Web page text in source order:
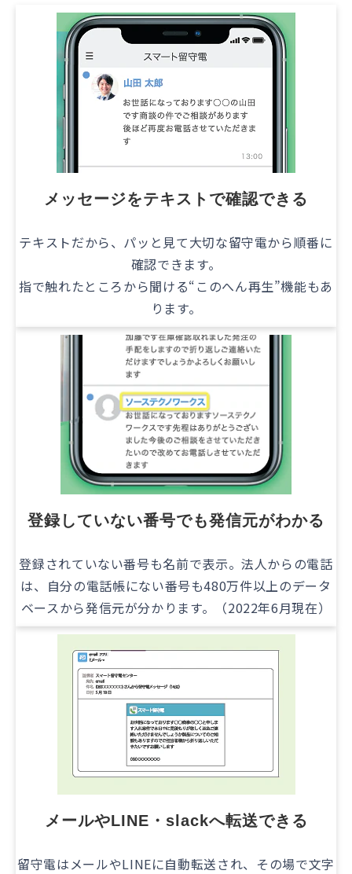
メッセージをテキストで確認できる
テキストだから、パッと見て大切な留守電から順番に
確認できます。
指で触れたところから聞ける“このへん再生”機能もあ
ります。
登録していない番号でも発信元がわかる
登録されていない番号も名前で表示。法人からの電話
は、自分の電話帳にない番号も480万件以上のデータ
ベースから発信元が分かります。（2022年6月現在）
メールやLINE・slackへ転送できる
留守電はメールやLINEに自動転送され、その場で文字